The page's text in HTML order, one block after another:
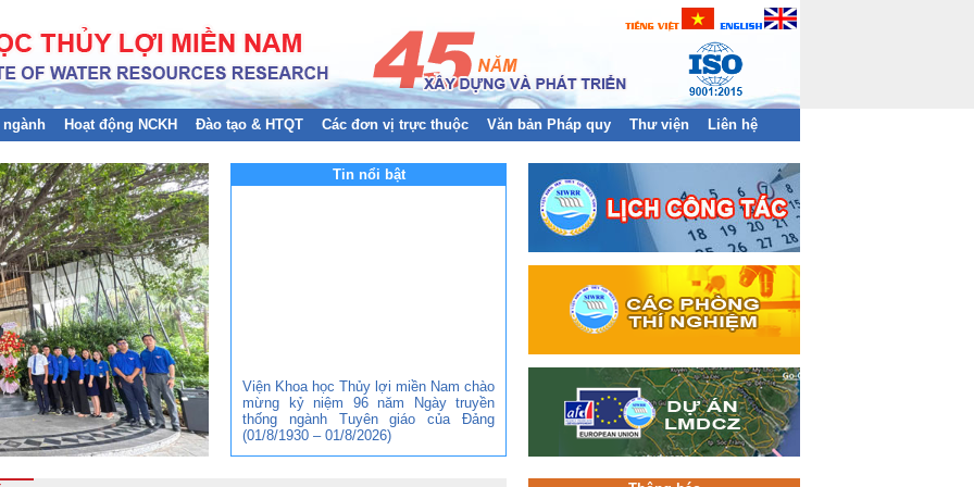
ngành Hoạt động NCKH Đào tạo & HTQT Các đơn vị trực thuộc Văn bản Pháp quy Thư viện Liên hệ
Tin nổi bật
Viện Khoa học Thủy lợi miền Nam chào
mừng kỷ niệm 96 năm Ngày truyền
thống ngành Tuyên giáo của Đảng
(01/8/1930 – 01/8/2026)
Đảng bộ Viện Khoa học Thủy lợi miền